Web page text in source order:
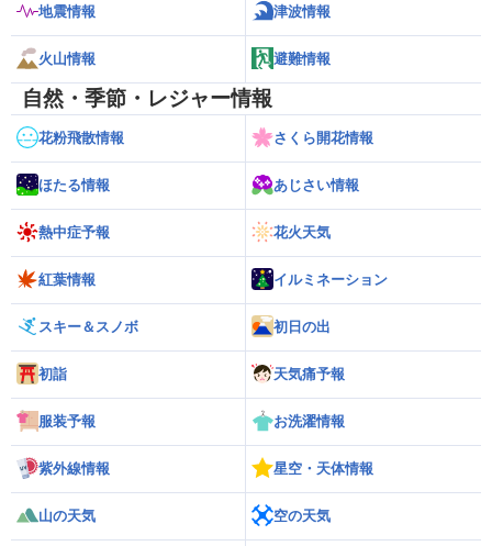
地震情報 津波情報
火山情報 避難情報
自然・季節・レジャー情報
花粉飛散情報 さくら開花情報
ほたる情報 あじさい情報
熱中症予報 花火天気
紅葉情報 イルミネーション
スキー＆スノボ 初日の出
初詣 天気痛予報
服装予報 お洗濯情報
紫外線情報 星空・天体情報
山の天気 空の天気